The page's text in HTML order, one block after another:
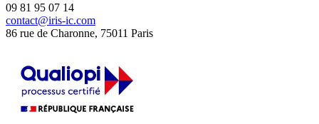
09 81 95 07 14
contact@iris-ic.com
86 rue de Charonne, 75011 Paris